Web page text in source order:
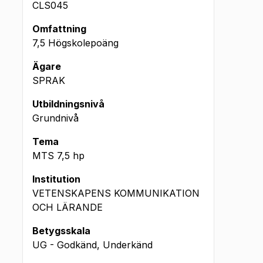
CLS045
Omfattning
7,5 Högskolepoäng
Ägare
SPRAK
Utbildningsnivå
Grundnivå
Tema
MTS 7,5 hp
Institution
VETENSKAPENS KOMMUNIKATION
OCH LÄRANDE
Betygsskala
UG - Godkänd, Underkänd